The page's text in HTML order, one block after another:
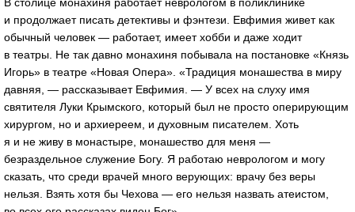
В столице монахиня работает неврологом в поликлинике
и продолжает писать детективы и фэнтези. Евфимия живет как
обычный человек — работает, имеет хобби и даже ходит
в театры. Не так давно монахиня побывала на постановке «Князь
Игорь» в театре «Новая Опера». «Традиция монашества в миру
давняя, — рассказывает Евфимия. — У всех на слуху имя
святителя Луки Крымского, который был не просто оперирующим
хирургом, но и архиереем, и духовным писателем. Хоть
я и не живу в монастыре, монашество для меня —
безраздельное служение Богу. Я работаю неврологом и могу
сказать, что среди врачей много верующих: врачу без веры
нельзя. Взять хотя бы Чехова — его нельзя назвать атеистом,